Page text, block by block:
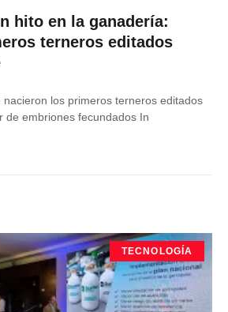
hito en la ganadería:
terneros editados
nacieron los primeros terneros editados
de embriones fecundados In
TECNOLOGÍA